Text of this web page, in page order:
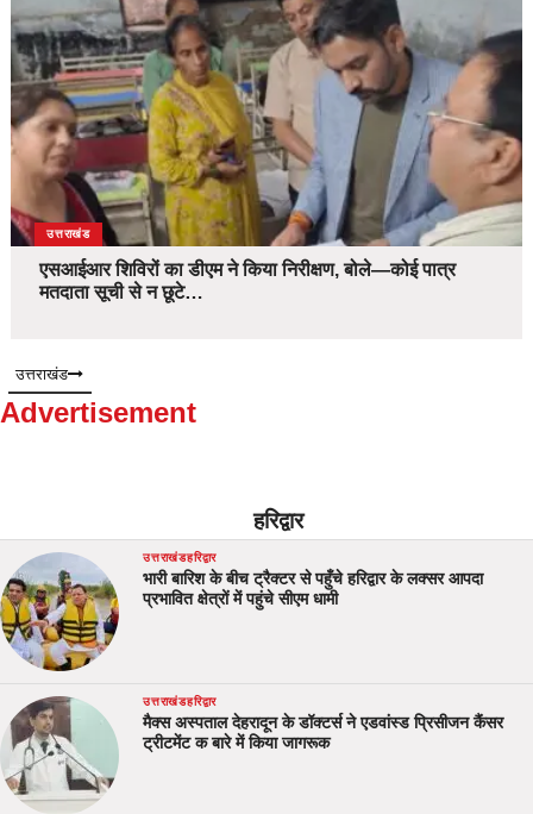
उत्तराखंड
एसआईआर शिविरों का डीएम ने किया निरीक्षण, बोले—कोई पात्र
मतदाता सूची से न छूटे…
उत्तराखंड
Advertisement
हरिद्वार
उत्तराखंडहरिद्वार
भारी बारिश के बीच ट्रैक्टर से पहुँचे हरिद्वार के लक्सर आपदा
प्रभावित क्षेत्रों में पहुंचे सीएम धामी
उत्तराखंडहरिद्वार
मैक्स अस्पताल देहरादून के डॉक्टर्स ने एडवांस्ड प्रिसीजन कैंसर
ट्रीटमेंट क बारे में किया जागरूक